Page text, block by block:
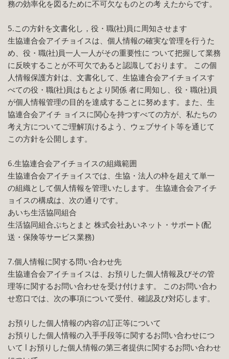
務の効率化を図るために不可欠なものとの考 えたからです。
5.この方針を文書化し，役・職(社)員に周知させます
生協連合会アイチョイスは、個人情報の確実な管理を行うた
め、役・職(社)員一人一人がその重要性に ついて把握して業務
に反映することが不可欠であると認識しております。 この個
人情報保護方針は、文書化して、生協連合会アイチョイスす
べての役・職(社)員はもとより関係 者に周知し、役・職(社)員
が個人情報管理の目的を達成することに努めます。また、生
協連合会アイチ ョイスに関心を持つすべての方が、私たちの
考え方についてご理解頂けるよう、ウェブサイト等を通じて
この方針を公開します。
6.生協連合会アイチョイスの組織範囲
生協連合会アイチョイスでは、生協・法人の枠を超えて単一
の組織として個人情報を管理いたします。 生協連合会アイチ
ョイスの構成は、次の通りです。
あいち生活協同組合
生活協同組合ぷちとまと 株式会社あいネット・サポート(配
送・保険等サービス業務)
7.個人情報に関する問い合わせ先
生協連合会アイチョイスは、お預りした個人情報及びその管
理等に関するお問い合わせを受け付けます。 このお問い合わ
せ窓口では、次の事項について受付、確認及び対応します。
お預りした個人情報の内容の訂正等について
お預りした個人情報の入手手段等に関するお問い合わせにつ
いて l お預りした個人情報の第三者提供に関するお問い合わせ